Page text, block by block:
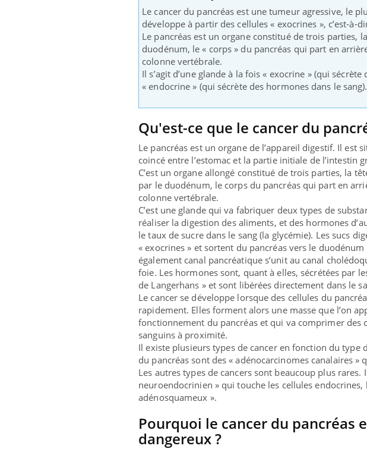
Le cancer du pancréas est une tumeur agressive, le
développe à partir des cellules « exocrines », c’est-à-
Le pancréas est un organe constitué de trois parties,
duodénum, le « corps » du pancréas qui part en
colonne vertébrale.
Il s’agit d’une glande à la fois « exocrine » (qui
« endocrine » (qui sécrète des hormones dans le sang).
Qu'est-ce que le cancer du
Le pancréas est un organe de l’appareil digestif. Il est
coincé entre l’estomac et la partie initiale de l’intestin
C’est un organe allongé constitué de trois parties, la
par le duodénum, le corps du pancréas qui part en
colonne vertébrale.
C’est une glande qui va fabriquer deux types de
réaliser la digestion des aliments, et des hormones
le taux de sucre dans le sang (la glycémie). Les sucs
« exocrines » et sortent du pancréas vers le
également canal pancréatique s’unit au canal
foie. Les hormones sont, quant à elles, sécrétées par
de Langerhans » et sont libérées directement dans le
Le cancer se développe lorsque des cellules du
rapidement. Elles forment alors une masse que l’on
fonctionnement du pancréas et qui va comprimer des
sanguins à proximité.
Il existe plusieurs types de cancer en fonction du type
du pancréas sont des « adénocarcinomes canalaires
Les autres types de cancers sont beaucoup plus
neuroendocrinien » qui touche les cellules
adénosquameux ».
Pourquoi le cancer du pancréas
dangereux ?
sur la maladie d'un proche